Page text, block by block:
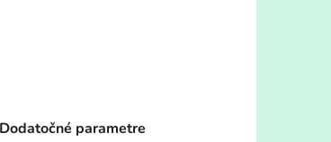
Dodatočné parametre